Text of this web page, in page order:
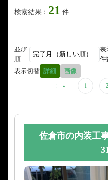
検索結果： 21 件
並び
順
表
件
表示切替 詳細 画像
« 1 2
佐倉市の内装工